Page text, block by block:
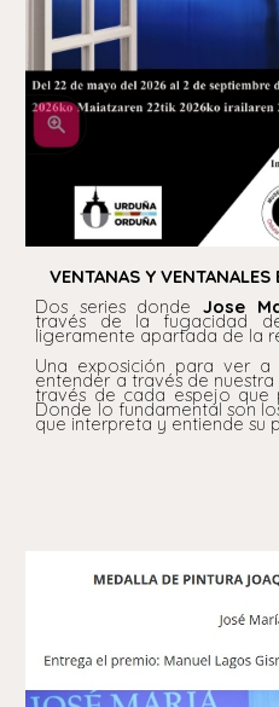
VENTANAS Y VENTANALES
Dos series donde Jose
través de la fugacidad
ligeramente apartada de la
Una exposición para ver
entender a través de
través de cada espejo que
Donde lo fundamental son
que interpreta y entiende su